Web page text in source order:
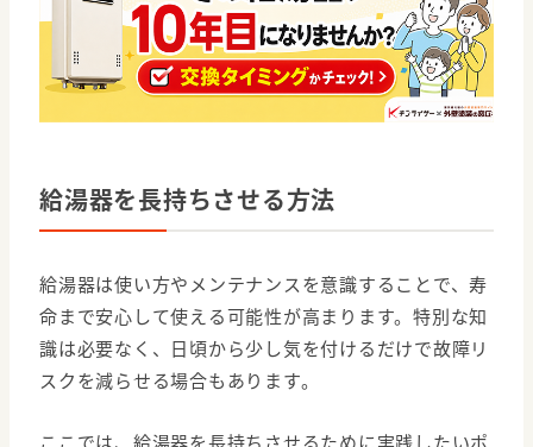
給湯器を長持ちさせる方法
給湯器は使い方やメンテナンスを意識することで、寿
命まで安心して使える可能性が高まります。特別な知
識は必要なく、日頃から少し気を付けるだけで故障リ
スクを減らせる場合もあります。